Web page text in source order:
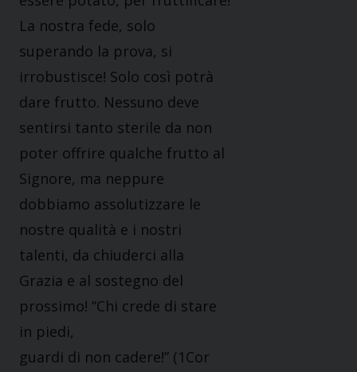
La nostra fede, solo
superando la prova, si
irrobustisce! Solo così potrà
dare frutto. Nessuno deve
sentirsi tanto sterile da non
poter offrire qualche frutto al
Signore, ma neppure
dobbiamo assolutizzare le
nostre qualità e i nostri
talenti, da chiuderci alla
Grazia e al sostegno del
prossimo! “Chi crede di stare
in piedi,
guardi di non cadere!” (1Cor